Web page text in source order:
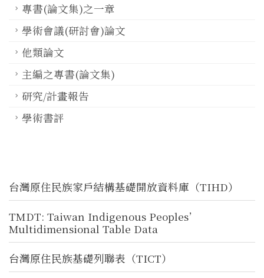
專書(論文集)之一章
學術會議(研討會)論文
他類論文
主編之專書(論文集)
研究/計畫報告
學術書評
台灣原住民族家戶結構基礎開放資料庫（TIHD）
TMDT: Taiwan Indigenous Peoples’
Multidimensional Table Data
台灣原住民族基礎列聯表（TICT）